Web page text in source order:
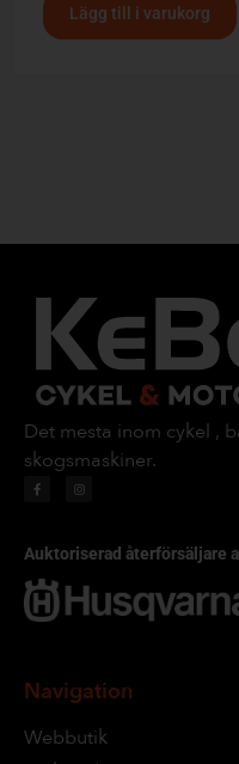
Lägg till i varukorg
Det mesta inom cykel ,
skogsmaskiner.
Auktoriserad återförsäljare
Navigation
Webbutik